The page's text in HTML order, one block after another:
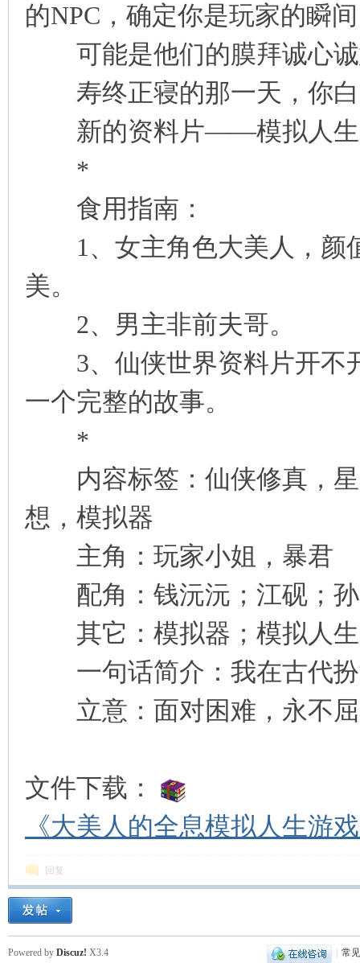
的NPC，确定你是玩家的瞬
可能是他们的膜拜诚心诚
寿终正寝的那一天，你白
新的资料片——模拟人生·
*
食用指南：
1、女主角色大美人，颜
美。
2、男主非前夫哥。
3、仙侠世界资料片开不
一个完整的故事。
*
内容标签：仙侠修真，星
想，模拟器
主角：玩家小姐，暴君
配角：钱沅沅；江砚；
其它：模拟器；模拟人生
一句话简介：我在古代扮
立意：面对困难，永不
文件下载：
《大美人的全息模拟人生游
回复
常
Powered by Discuz! X3.4